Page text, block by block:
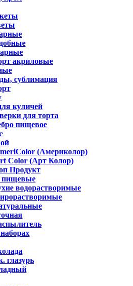
акриловые
сублимация
куличей
для торта
пищевое
(Америколор)
Color (Арт Колор)
Продукт
пищевые
водорастворимые
глазурь